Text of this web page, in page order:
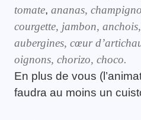
tomate, ananas,
courgette, jambon,
aubergines, cœur
oignons, chorizo, choco.
En plus de vous
faudra au moins un